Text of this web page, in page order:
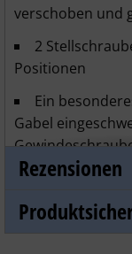
verschoben und
2
Positionen
Ein
Gabel
wird
für den
Rezensionen